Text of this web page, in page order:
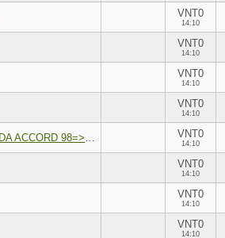
VNT0
14:10
VNT0
14:10
VNT0
14:10
VNT0
14:10
Тяга пер.стабил.прав.HONDA ACCORD 98=>; 51320-S84-A01 VNT0
14:10
VNT0
14:10
VNT0
14:10
VNT0
14:10